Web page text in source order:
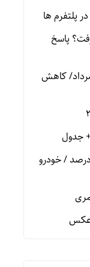
پلتفرم ها
پاسخ
طلا و سکه امروز یکشنبه 18مرداد/ کاهش
۴ درصد ریخت، ۲۰۷ فقط ۲.۹ درصد / خودرو
عکس